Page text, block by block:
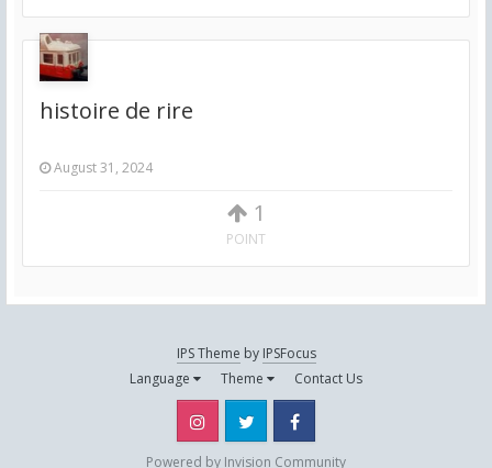
1
POINT
histoire de rire
August 31, 2024
IPS Theme by IPSFocus
Language
Theme Contact Us
Instagram Twitter
Powered by Invision Community